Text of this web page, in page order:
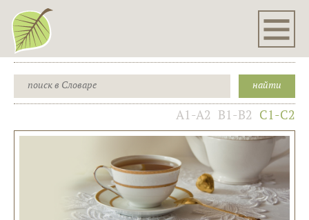
A1-A2 B1-B2 C1-C2